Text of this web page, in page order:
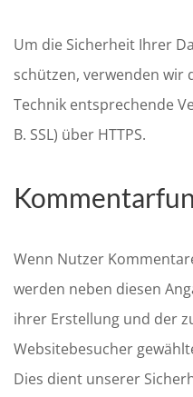
Um die Sicherheit Ihrer
schützen, verwenden wir
Technik entsprechende
B. SSL) über HTTPS.
Wenn Nutzer
werden neben diesen
ihrer Erstellung und der
Websitebesucher
Dies dient unserer